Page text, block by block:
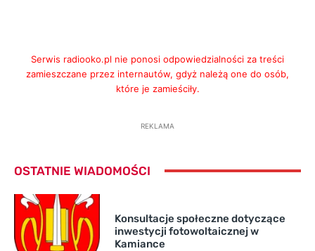
Serwis radiooko.pl nie ponosi odpowiedzialności za treści
zamieszczane przez internautów, gdyż należą one do osób,
które je zamieściły.
REKLAMA
OSTATNIE WIADOMOŚCI
Konsultacje społeczne dotyczące
inwestycji fotowoltaicznej w
Kamiance